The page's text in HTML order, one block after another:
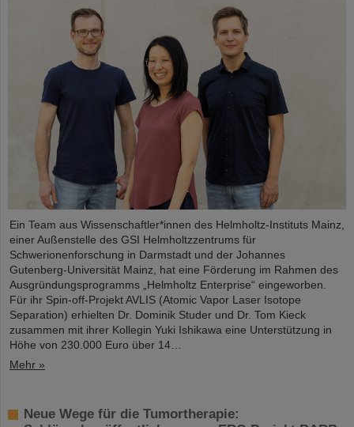
Ein Team aus Wissenschaftler*innen des Helmholtz-Instituts Mainz,
einer Außenstelle des GSI Helmholtzzentrums für
Schwerionenforschung in Darmstadt und der Johannes
Gutenberg-Universität Mainz, hat eine Förderung im Rahmen des
Ausgründungsprogramms „Helmholtz Enterprise“ eingeworben.
Für ihr Spin-off-Projekt AVLIS (Atomic Vapor Laser Isotope
Separation) erhielten Dr. Dominik Studer und Dr. Tom Kieck
zusammen mit ihrer Kollegin Yuki Ishikawa eine Unterstützung in
Höhe von 230.000 Euro über 14…
Mehr »
Neue Wege für die Tumortherapie: